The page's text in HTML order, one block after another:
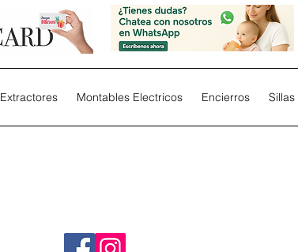
Extractores Montables Electricos Encierros